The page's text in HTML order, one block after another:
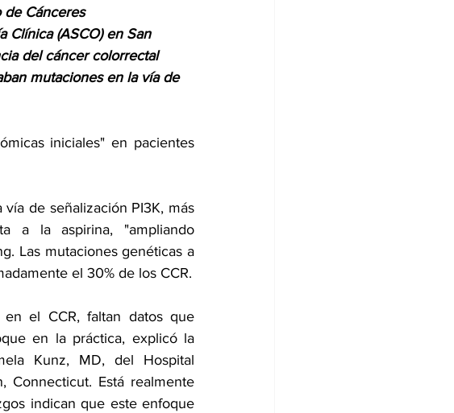
de Cánceres
Clínica (ASCO) en San
del cáncer colorrectal
mutaciones en la vía de
iniciales" en pacientes
de señalización PI3K, más
a la aspirina, "ampliando
Las mutaciones genéticas a
el 30% de los CCR.
el CCR, faltan datos que
en la práctica, explicó la
Kunz, MD, del Hospital
Connecticut. Está realmente
indican que este enfoque